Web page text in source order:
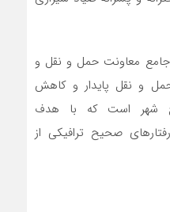
جامع معاونت حمل و نقل و
ترویج حمل و نقل پایدار و کاهش
شهر است که با هدف
صحیح ترافیکی از